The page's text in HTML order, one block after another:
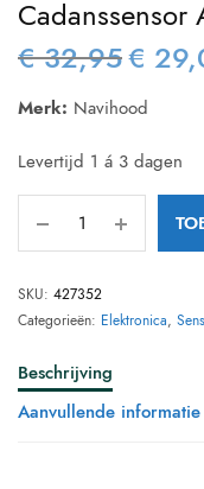
€32,95
€ 32,95.
€
Merk: Navihood
Levertijd 1 á 3 dagen
SKU: 427352
Categorieën: Elektronica,
Beschrijving
Aanvullende informatie